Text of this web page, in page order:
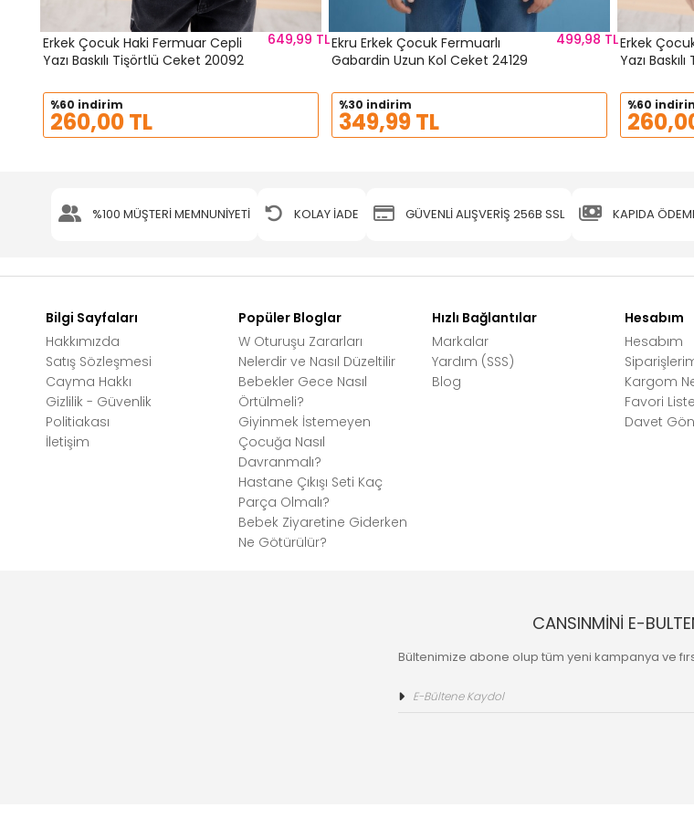
Erkek Çocuk Haki Fermuar Cepli
Yazı Baskılı Tişörtlü Ceket 20092
649,99 TL
%60 indirim
260,00 TL
Ekru Erkek Çocuk Fermuarlı
Gabardin Uzun Kol Ceket 24129
499,98 TL
%30 indirim
349,99 TL
Erkek
Yazı
%60
%100 MÜŞTERİ MEMNUNİYETİ KOLAY İADE GÜVENLİ ALIŞVERİŞ 256B SSL KAPIDA
Bilgi Sayfaları
Hakkımızda
Satış Sözleşmesi
Cayma Hakkı
Gizlilik - Güvenlik
Politiakası
İletişim
Popüler Bloglar
W Oturuşu Zararları
Nelerdir ve Nasıl Düzeltilir
Bebekler Gece Nasıl
Örtülmeli?
Giyinmek İstemeyen
Çocuğa Nasıl
Davranmalı?
Hastane Çıkışı Seti Kaç
Parça Olmalı?
Bebek Ziyaretine Giderken
Ne Götürülür?
Hızlı Bağlantılar
Markalar
Yardım (SSS)
Blog
Hesabım
Hesabım
Kargom
Favori
Davet
CANSINMİNİ E-
Bültenimize abone olup tüm yeni kampanya ve